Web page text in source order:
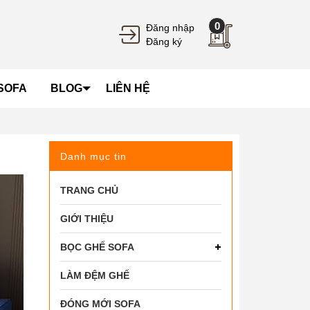
Đăng nhập
Đăng ký
0
BLOG LIÊN HỆ
Danh mục tin
TRANG CHỦ
GIỚI THIỆU
BỌC GHẾ SOFA
LÀM ĐỆM GHẾ
ĐÓNG MỚI SOFA